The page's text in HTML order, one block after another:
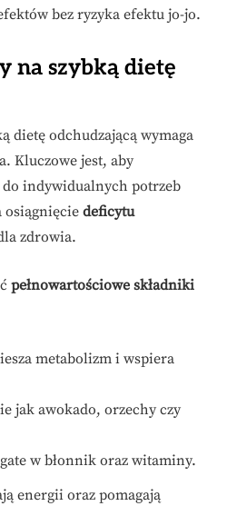
bez ryzyka efektu jo-jo.
na szybką dietę
dietę odchudzającą wymaga
Kluczowe jest, aby
do indywidualnych potrzeb
osiągnięcie deficytu
zdrowia.
pełnowartościowe składniki
metabolizm i wspiera
jak awokado, orzechy czy
w błonnik oraz witaminy.
energii oraz pomagają